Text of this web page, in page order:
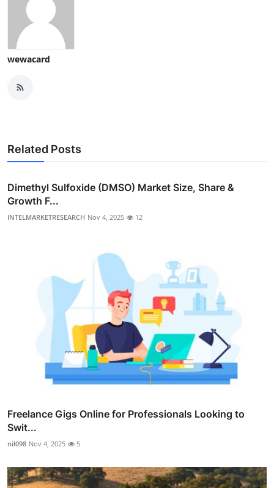
wewacard
Related Posts
Dimethyl Sulfoxide (DMSO) Market Size, Share &
Growth F...
INTELMARKETRESEARCH Nov 4, 2025 12
Freelance Gigs Online for Professionals Looking to
Swit...
nil098 Nov 4, 2025 5